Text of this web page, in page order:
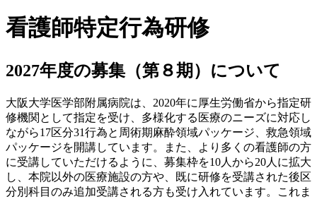
看護師特定行為研修
2027年度の募集（第８期）について
大阪大学医学部附属病院は、2020年に厚生労働省から指定研
修機関として指定を受け、多様化する医療のニーズに対応し
ながら17区分31行為と周術期麻酔領域パッケージ、救急領域
パッケージを開講しています。また、より多くの看護師の方
に受講していただけるように、募集枠を10人から20人に拡大
し、本院以外の医療施設の方や、既に研修を受講された後区
分別科目のみ追加受講される方も受け入れています。これま